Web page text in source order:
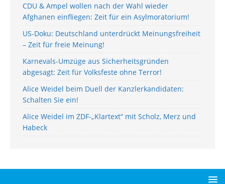
CDU & Ampel wollen nach der Wahl wieder
Afghanen einfliegen: Zeit für ein Asylmoratorium!
US-Doku: Deutschland unterdrückt Meinungsfreiheit
– Zeit für freie Meinung!
Karnevals-Umzüge aus Sicherheitsgründen
abgesagt: Zeit für Volksfeste ohne Terror!
Alice Weidel beim Duell der Kanzlerkandidaten:
Schalten Sie ein!
Alice Weidel im ZDF-„Klartext“ mit Scholz, Merz und
Habeck